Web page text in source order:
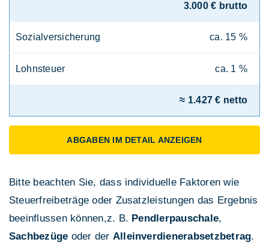
3.000 € brutto
Sozialversicherung ca. 15 %
Lohnsteuer ca. 1 %
≈ 1.427 € netto
ABGABEN IM DETAIL ANZEIGEN
Bitte beachten Sie, dass individuelle Faktoren wie
Steuerfreibeträge oder Zusatzleistungen das Ergebnis
beeinflussen können,z. B. Pendlerpauschale,
Sachbezüge oder der Alleinverdienerabsetzbetrag.